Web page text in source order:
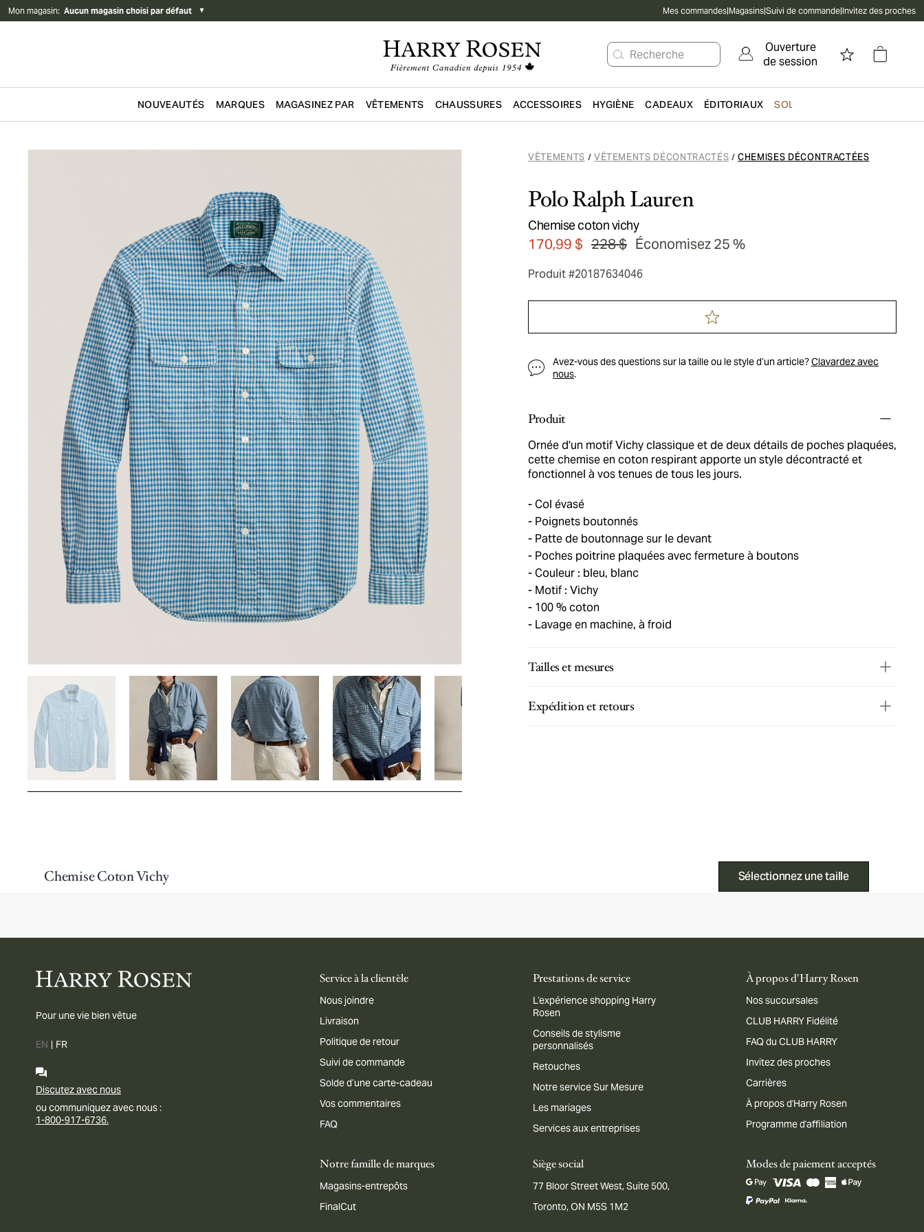
Mon magasin: Aucun magasin choisi par défaut ▼ Mes commandes|Magasins|Suivi de commande|Invitez des proches
Recherche
Ouverture
de session
Passer au contenu principal
NOUVEAUTÉS MARQUES MAGASINEZ PAR VÊTEMENTS CHAUSSURES ACCESSOIRES HYGIÈNE CADEAUX ÉDITORIAUX SOLDES
VÊTEMENTS / VÊTEMENTS DÉCONTRACTÉS / CHEMISES DÉCONTRACTÉES
Polo Ralph Lauren
Chemise coton vichy
170,99 $ 228 $ Économisez 25 %
Produit #20187634046
Avez-vous des questions sur la taille ou le style d’un article?Clavardez avec
nous.
Produit
Ornée d'un motif Vichy classique et de deux détails de poches plaquées,
cette chemise en coton respirant apporte un style décontracté et
fonctionnel à vos tenues de tous les jours.
Col évasé
Poignets boutonnés
Patte de boutonnage sur le devant
Poches poitrine plaquées avec fermeture à boutons
Couleur : bleu, blanc
Motif : Vichy
100 % coton
Lavage en machine, à froid
Tailles et mesures
Expédition et retours
Chemise Coton Vichy Sélectionnez une taille
Pour une vie bien vêtue
EN | FR
Discutez avec nous
ou communiquez avec nous :
1-800-917-6736.
Service à la clientèle
Nous joindre
Livraison
Politique de retour
Suivi de commande
Solde d’une carte-cadeau
Vos commentaires
FAQ
Prestations de service
L’expérience shopping Harry
Rosen
Conseils de stylisme
personnalisés
Retouches
Notre service Sur Mesure
Les mariages
Services aux entreprises
À propos d'Harry Rosen
Nos succursales
CLUB HARRY Fidélité
FAQ du CLUB HARRY
Invitez des proches
Carrières
À propos d'Harry Rosen
Programme d'affiliation
Notre famille de marques
Magasins-entrepôts
FinalCut
Siège social
77 Bloor Street West, Suite 500,
Toronto, ON M5S 1M2
Modes de paiement acceptés